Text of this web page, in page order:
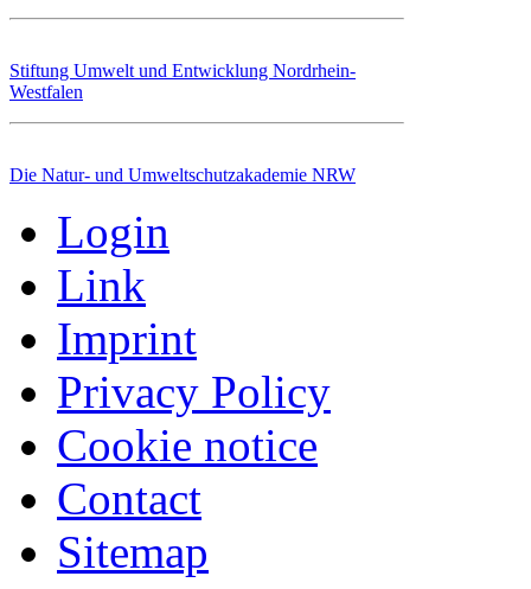
Stiftung Umwelt und Entwicklung Nordrhein-
Westfalen
Die Natur- und Umweltschutzakademie NRW
Login
Link
Imprint
Privacy Policy
Cookie notice
Contact
Sitemap